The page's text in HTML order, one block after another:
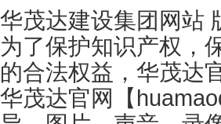
华茂达建设集团网站
为了保护知识产权，
的合法权益，华茂达
华茂达官网【